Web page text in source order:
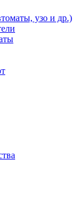
узо и др.)